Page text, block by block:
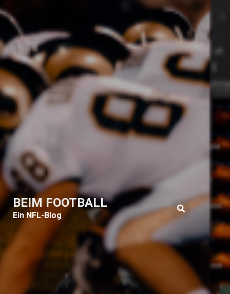
BEIM FOOTBALL
Ein NFL-Blog